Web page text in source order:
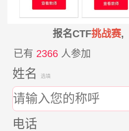
报名CTF挑战赛,
已有 2366 人参加
姓名 选填
电话